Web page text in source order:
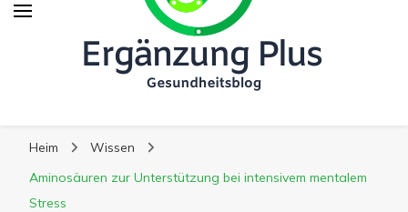
Heim
Wissen
Aminosäuren zur Unterstützung bei intensivem mentalem
Stress